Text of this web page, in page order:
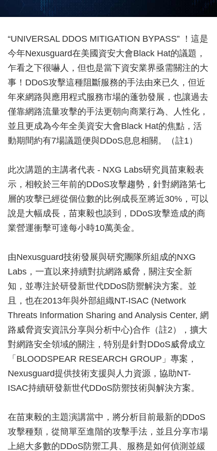
“UNIVERSAL DDOS MITIGATION BYPASS” ！這是
今年Nexusguard在美國資安大會Black Hat的議題，
乍看之下很嚇人，但也是當下資安業界亟需關注的大
事！DDoS攻擊這種阻斷服務的手法由來已久，但近
年來網路與應用程式服務市場的蓬勃發展，也讓過去
僅靠網路流量攻擊的手法更朝向商業行為、人性化，
並且更成為今年全美資安大會Black Hat的焦點，活
動期間約有7場議題便與DDoS息息相關。（註1）
此次講題的主講者代表 - NXG Labs研究員苗東毅表
示，相較於三年前的DDoS攻擊趨勢，針對網路第七
層的攻擊已經從個位數的比例成長至將近30%，可以
說是大幅成長，苗東毅也談到，DDoS攻擊造成的商
業營運衝擊可達每小時10萬美金。
由Nexusguard技術發展與研究團隊所組成的NXG
Labs，一直以來持續對抗網路威脅，關注安全新
知，並專注於研發新世代DDoS防禦解決方案。並
且，也在2013年與外部組織NT-ISAC (Network
Threats Information Sharing and Analysis Center, 網
路威脅資安資訊分享與分析中心)合作（註2），擴大
對網路安全領域的關注，特別是針對DDoS威脅成立
「BLOODSPEAR RESEARCH GROUP」專案，
Nexusguard提供技術支援與人力資源，協助NT-
ISAC持續研發新世代DDoS防禦技術與解決方案。
在苗東毅的主題演講當中，將分析目前最新的DDoS
攻擊種類，從簡單至進階的攻擊手法，並且分享市場
上絕大多數的DDoS防禦工具、服務是如何偵測並緩